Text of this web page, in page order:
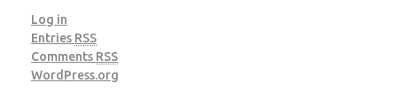
Log in
Entries RSS
Comments RSS
WordPress.org